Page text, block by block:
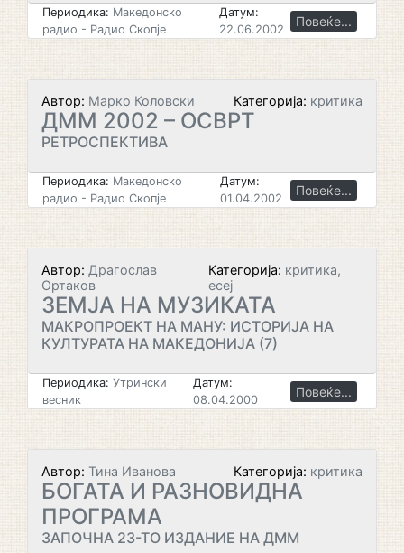
Периодика: Македонско
радио - Радио Скопје
Датум:
22.06.2002
Повеќе...
Автор: Марко Коловски Категорија: критика
ДММ 2002 – ОСВРТ
РЕТРОСПЕКТИВА
Периодика: Македонско
радио - Радио Скопје
Датум:
01.04.2002
Повеќе...
Автор: Драгослав
Ортаков
Категорија: критика,
есеј
ЗЕМЈА НА МУЗИКАТА
МАКРОПРОЕКТ НА МАНУ: ИСТОРИЈА НА
КУЛТУРАТА НА МАКЕДОНИЈА (7)
Периодика: Утрински
весник
Датум:
08.04.2000
Повеќе...
Автор: Тина Иванова Категорија: критика
БОГАТА И РАЗНОВИДНА
ПРОГРАМА
ЗАПОЧНА 23-ТО ИЗДАНИЕ НА ДММ